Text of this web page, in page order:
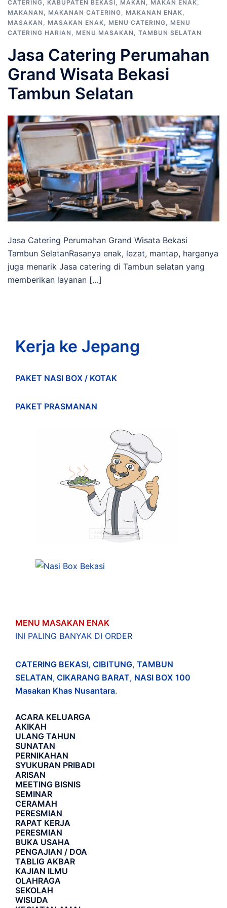
CATERING, KABUPATEN BEKASI, MAKAN , MAKAN ENAK,
MAKANAN , MAKANAN CATERING, MAKANAN ENAK,
MASAKAN , MASAKAN ENAK, MENU CATERING, MENU
CATERING HARIAN , MENU MASAKAN , TAMBUN SELATAN
Jasa Catering Perumahan
Grand Wisata Bekasi
Tambun Selatan
Jasa Catering Perumahan Grand Wisata Bekasi
Tambun SelatanRasanya enak, lezat, mantap, harganya
juga menarik Jasa catering di Tambun selatan yang
memberikan layanan […]
Kerja ke Jepang
PAKET NASI BOX / KOTAK
PAKET PRASMANAN
MENU MASAKAN ENAK
INI PALING BANYAK DI ORDER
CATERING BEKASI, CIBITUNG, TAMBUN
SELATAN, CIKARANG BARAT, NASI BOX 100
Masakan Khas Nusantara.
ACARA KELUARGA
AKIKAH
ULANG TAHUN
SUNATAN
PERNIKAHAN
SYUKURAN PRIBADI
ARISAN
MEETING BISNIS
SEMINAR
CERAMAH
PERESMIAN
RAPAT KERJA
PERESMIAN
BUKA USAHA
PENGAJIAN / DOA
TABLIG AKBAR
KAJIAN ILMU
OLAHRAGA
SEKOLAH
WISUDA